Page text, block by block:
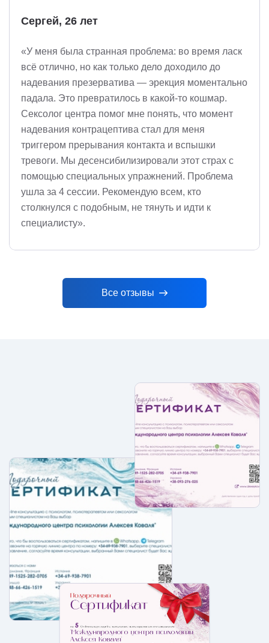
Сергей, 26 лет
«У меня была странная проблема: во время ласк
всё отлично, но как только дело доходило до
надевания презерватива — эрекция моментально
падала. Это превратилось в какой-то кошмар.
Сексолог центра помог мне понять, что момент
надевания контрацептива стал для меня
триггером прерывания контакта и вспышки
тревоги. Мы десенсибилизировали этот страх с
помощью специальных упражнений. Проблема
ушла за 4 сессии. Рекомендую всем, кто
столкнулся с подобным, не тянуть и идти к
специалисту».
Все отзывы